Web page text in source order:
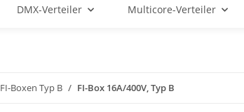
DMX-Verteiler Multicore-Verteiler
FI-Boxen Typ B FI-Box 16A/400V, Typ B